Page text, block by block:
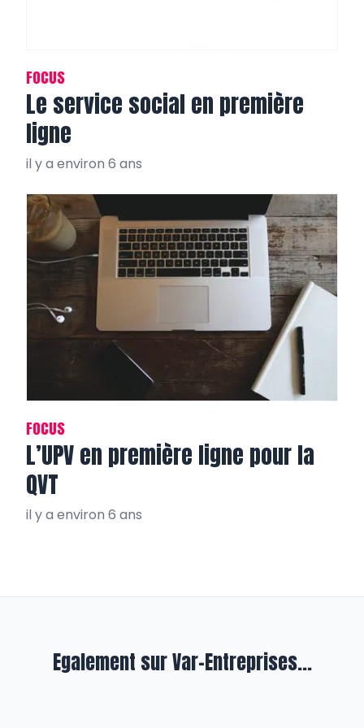
FOCUS
Le service social en première
ligne
il y a environ 6 ans
FOCUS
L’UPV en première ligne pour la
QVT
il y a environ 6 ans
Egalement sur Var-Entreprises...